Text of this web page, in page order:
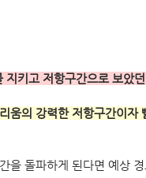
키고 저항구간으로 보았
움의 강력한 저항구간이자
을 돌파하게 된다면 예상